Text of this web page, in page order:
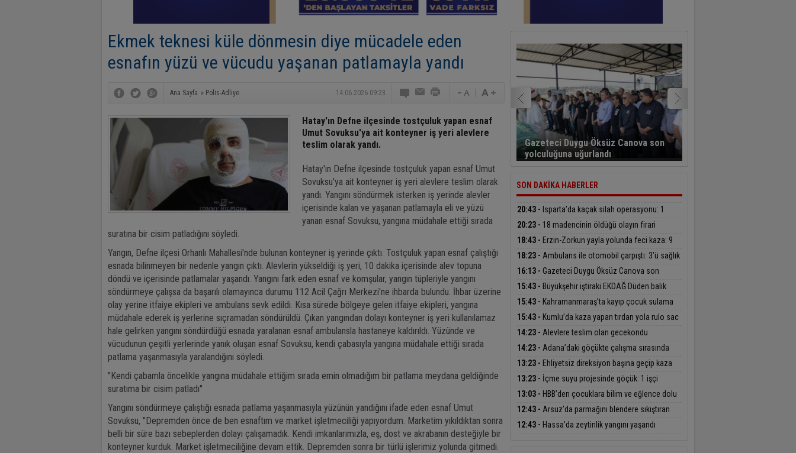
Ekmek teknesi küle dönmesin diye mücadele eden
esnafın yüzü ve vücudu yaşanan patlamayla yandı
Ana Sayfa » Polis-Adliye 14.06.2026 09:23
Hatay'ın Defne ilçesinde tostçuluk yapan esnaf
Umut Sovuksu'ya ait konteyner iş yeri alevlere
teslim olarak yandı.
Hatay'ın Defne ilçesinde tostçuluk yapan esnaf Umut
Sovuksu'ya ait konteyner iş yeri alevlere teslim olarak
yandı. Yangını söndürmek isterken iş yerinde alevler
içerisinde kalan ve yaşanan patlamayla eli ve yüzü
yanan esnaf Sovuksu, yangına müdahale ettiği sırada
suratına bir cisim patladığını söyledi.
Yangın, Defne ilçesi Orhanlı Mahallesi'nde bulunan konteyner iş yerinde çıktı. Tostçuluk yapan esnaf çalıştığı
esnada bilinmeyen bir nedenle yangın çıktı. Alevlerin yükseldiği iş yeri, 10 dakika içerisinde alev topuna
döndü ve içerisinde patlamalar yaşandı. Yangını fark eden esnaf ve komşular, yangın tüpleriyle yangını
söndürmeye çalışsa da başarılı olamayınca durumu 112 Acil Çağrı Merkezi'ne ihbarda bulundu. İhbar üzerine
olay yerine itfaiye ekipleri ve ambulans sevk edildi. Kısa sürede bölgeye gelen itfaiye ekipleri, yangına
müdahale ederek iş yerlerine sıçramadan söndürüldü. Çıkan yangından dolayı konteyner iş yeri kullanılamaz
hale gelirken yangını söndürdüğü esnada yaralanan esnaf ambulansla hastaneye kaldırıldı. Yüzünde ve
vücudunun çeşitli yerlerinde yanık oluşan esnaf Sovuksu, kendi çabasıyla yangına müdahale ettiği sırada
patlama yaşanmasıyla yaralandığını söyledi.
"Kendi çabamla öncelikle yangına müdahale ettiğim sırada emin olmadığım bir patlama meydana geldiğinde
suratıma bir cisim patladı"
Yangını söndürmeye çalıştığı esnada patlama yaşanmasıyla yüzünün yandığını ifade eden esnaf Umut
Sovuksu, "Depremden önce de ben esnaftım ve market işletmeciliği yapıyordum. Marketim yıkıldıktan sonra
belli bir süre bazı sebeplerden dolayı çalışamadık. Kendi imkanlarımızla, eş, dost ve akrabanın desteğiyle bir
konteyner kurduk. Market işletmeciliğine devam ettik. Depremden sonra bir türlü işlerimiz yolunda gitmedi.
Gazeteci Duygu Öksüz Canova son
yolculuğuna uğurlandı
SON DAKİKA HABERLER
20:43 - Isparta’da kaçak silah operasyonu: 1
tutuklama
20:23 - 18 madencinin öldüğü olayın firari
hükümlüsü yakalandı
18:43 - Erzin-Zorkun yayla yolunda feci kaza: 9
yaralı
18:23 - Ambulans ile otomobil çarpıştı: 3’ü sağlık
çalışanı 5 yaralı
16:13 - Gazeteci Duygu Öksüz Canova son
yolculuğuna uğurlandı
15:43 - Büyükşehir iştiraki EKDAĞ Düden balık
çarşısı, balıkseverlerin uğrak noktası oldu
15:43 - Kahramanmaraş’ta kayıp çocuk sulama
kanalında bulundu
15:43 - Kumlu’da kaza yapan tırdan yola rulo sac
devrildi
14:23 - Alevlere teslim olan gecekondu
kullanılamaz hale geldi
14:23 - Adana’daki göçükte çalışma sırasında
kaya parçası düşmüş
13:23 - Ehliyetsiz direksiyon başına geçip kaza
yaptı, 40 bin TL ceza ödedi
13:23 - İçme suyu projesinde göçük: 1 işçi
hayatını kaybetti, 1’i ağır yaralı
13:03 - HBB’den çocuklara bilim ve eğlence dolu
yaz etkinlikleri
12:43 - Arsuz’da parmağını blendere sıkıştıran
kadının yardımına itfaiye yetişti
12:43 - Hassa’da zeytinlik yangını yaşandı